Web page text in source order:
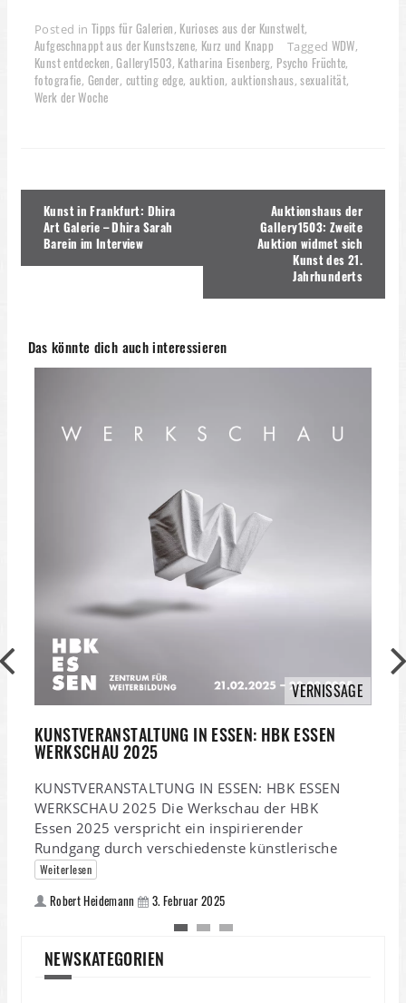
Posted in Tipps für Galerien, Kurioses aus der Kunstwelt,
Aufgeschnappt aus der Kunstszene, Kurz und Knapp Tagged WDW,
Kunst entdecken,Gallery1503, Katharina Eisenberg, Psycho Früchte,
fotografie, Gender, cutting edge, auktion,auktionshaus,sexualität,
Werk der Woche
Beitragsnavigation
Kunst in Frankfurt: Dhira
Art Galerie – Dhira Sarah
Barein im Interview
Auktionshaus der
Gallery1503: Zweite
Auktion widmet sich
Kunst des 21.
Jahrhunderts
Das könnte dich auch interessieren
VERNISSAGE
KUNSTVERANSTALTUNG IN ESSEN: HBK ESSEN
WERKSCHAU 2025
KUNSTVERANSTALTUNG IN ESSEN: HBK ESSEN
WERKSCHAU 2025 Die Werkschau der HBK
Essen 2025 verspricht ein inspirierender
Rundgang durch verschiedenste künstlerische
Weiterlesen
Robert Heidemann 3. Februar 2025
NEWSKATEGORIEN